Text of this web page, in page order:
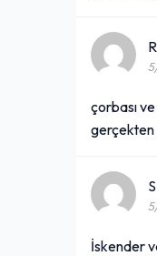
çorbası
gerçekten
İskender